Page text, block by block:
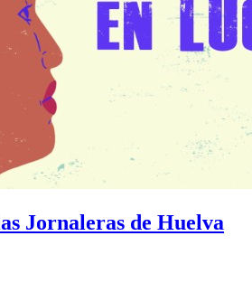
Jornaleras de Huelva